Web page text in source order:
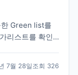
Green list를
리스트를 확인
7월 28일조회 326